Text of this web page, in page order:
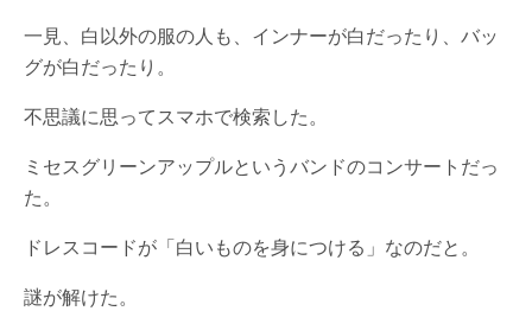
一見、白以外の服の人も、インナーが白だったり、バッ
グが白だったり。
不思議に思ってスマホで検索した。
ミセスグリーンアップルというバンドのコンサートだっ
た。
ドレスコードが「白いものを身につける」なのだと。
謎が解けた。